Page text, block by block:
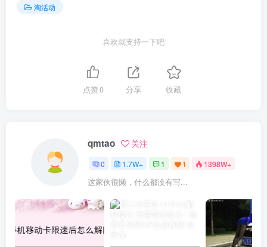
淘活动
喜欢就支持一下吧
点赞0 分享 收藏
qmtao 关注
0 1.7W+ 1 1 1398W+
这家伙很懒，什么都没有写...